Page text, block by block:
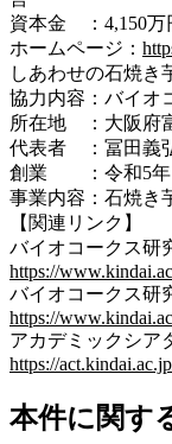
資本金 ：4,150万
ホームページ：
しあわせの石焼き
協力内容：バイオ
所在地 ：大阪府
代表者 ：冨田義
創業 ：令和5年
事業内容：石焼き
【関連リンク】
バイオコークス
https://
バイオコークス研
https://
アカデミックシア
https://
本件に関す